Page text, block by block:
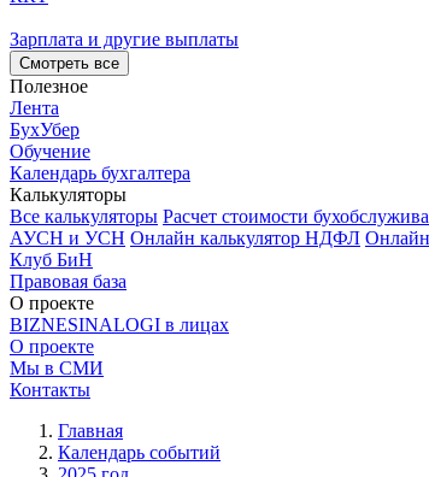
Зарплата и другие выплаты
Смотреть все
Полезное
Лента
БухУбер
Обучение
Календарь бухгалтера
Калькуляторы
Все калькуляторы Расчет стоимости
АУСН и УСН Онлайн калькулятор НДФЛ Онлайн
Клуб БиН
Правовая база
О проекте
BIZNESINALOGI в лицах
О проекте
Мы в СМИ
Контакты
Главная
Календарь событий